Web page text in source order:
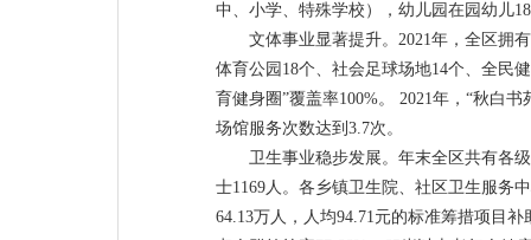
中、小学、特殊学校），幼儿园在园幼儿
文体事业显著提升。2021年，全区拥
体育公园18个、社会足球场地14个、全民
育健身圈”覆盖率100%。 2021年，“秋白
场馆服务次数达到3.7次。
卫生事业稳步发展。年末全区共有各
士1169人。各乡镇卫生院、社区卫生服务
64.13万人，人均94.71元的标准筹措项目